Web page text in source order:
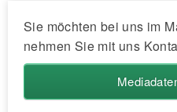
Sie möchten bei uns im
nehmen Sie mit uns